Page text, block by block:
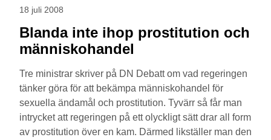
18 juli 2008
Blanda inte ihop prostitution och
människohandel
Tre ministrar skriver på DN Debatt om vad regeringen
tänker göra för att bekämpa människohandel för
sexuella ändamål och prostitution. Tyvärr så får man
intrycket att regeringen på ett olyckligt sätt drar all form
av prostitution över en kam. Därmed likställer man den